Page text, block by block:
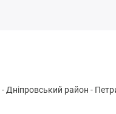
-Дніпровський район -